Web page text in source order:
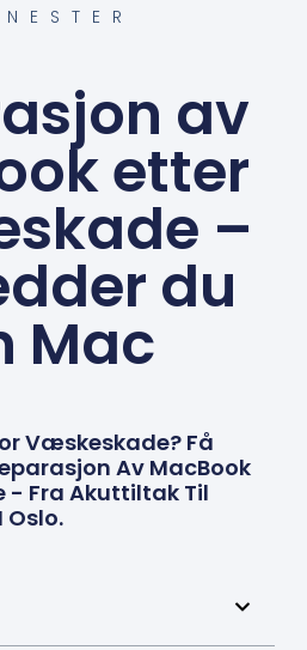
av
etter
–
du
Mac
Væskeskade? Få
Av MacBook
- Fra Akuttiltak Til
Oslo.